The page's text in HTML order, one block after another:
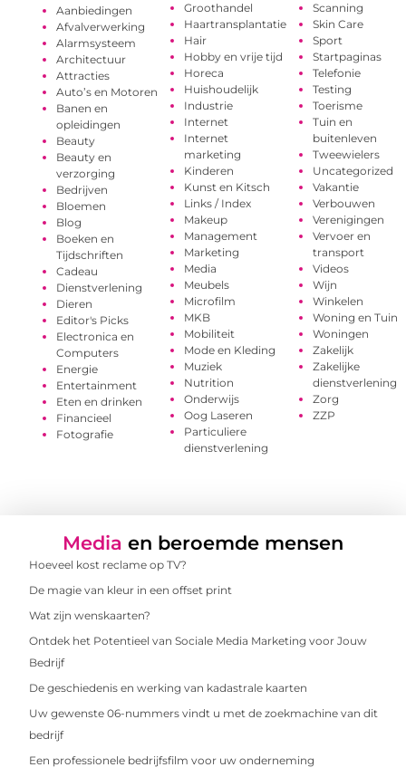
Aanbiedingen
Afvalverwerking
Alarmsysteem
Architectuur
Attracties
Auto’s en Motoren
Banen en
opleidingen
Beauty
Beauty en
verzorging
Bedrijven
Bloemen
Blog
Boeken en
Tijdschriften
Cadeau
Dienstverlening
Dieren
Editor's Picks
Electronica en
Computers
Energie
Entertainment
Eten en drinken
Financieel
Fotografie
Groothandel
Haartransplantatie
Hair
Hobby en vrije tijd
Horeca
Huishoudelijk
Industrie
Internet
Internet
marketing
Kinderen
Kunst en Kitsch
Links / Index
Makeup
Management
Marketing
Media
Meubels
Microfilm
MKB
Mobiliteit
Mode en Kleding
Muziek
Nutrition
Onderwijs
Oog Laseren
Particuliere
dienstverlening
Scanning
Skin Care
Sport
Startpaginas
Telefonie
Testing
Toerisme
Tuin en
buitenleven
Tweewielers
Uncategorized
Vakantie
Verbouwen
Verenigingen
Vervoer en
transport
Videos
Wijn
Winkelen
Woning en Tuin
Woningen
Zakelijk
Zakelijke
dienstverlening
Zorg
ZZP
Media en beroemde mensen
Hoeveel kost reclame op TV?
De magie van kleur in een offset print
Wat zijn wenskaarten?
Ontdek het Potentieel van Sociale Media Marketing voor Jouw
Bedrijf
De geschiedenis en werking van kadastrale kaarten
Uw gewenste 06-nummers vindt u met de zoekmachine van dit
bedrijf
Een professionele bedrijfsfilm voor uw onderneming